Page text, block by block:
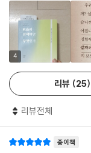
나님이 오라고 하셨으
왜 이런 어려움을 만나
--- p.161
세상을 따라가는 것은
다. 하나님을 따라가는
길입니다.
4
리뷰 25
리뷰전체
종이책